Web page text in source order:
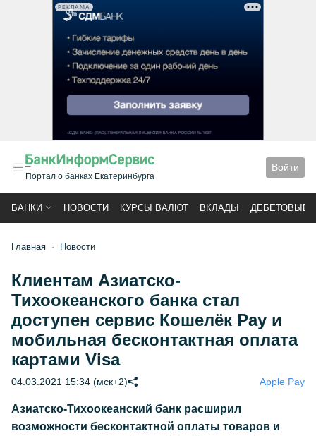
РЕКЛАМА
Портал о банках Екатеринбурга
Войти
БАНКИ НОВОСТИ КУРСЫ ВАЛЮТ ВКЛАДЫ ДЕБЕТОВЫЕ
Главная Новости
Клиентам Азиатско-
Тихоокеанского банка стал
доступен сервис Кошелёк Pay и
мобильная бесконтактная оплата
картами Visa
04.03.2021 15:34 (мск+2) Apple Pay
Азиатско-Тихоокеанский банк расширил
возможности бесконтактной оплаты товаров и